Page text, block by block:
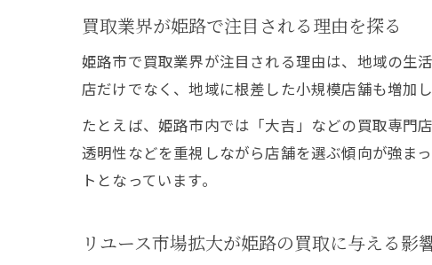
買取業界が姫路で注目される理由を探る
姫路市で買取業界が注目される理由は、地域の生
店だけでなく、地域に根差した小規模店舗も増加
たとえば、姫路市内では「大吉」などの買取専門
透明性などを重視しながら店舗を選ぶ傾向が強ま
トとなっています。
リユース市場拡大が姫路の買取に与える影